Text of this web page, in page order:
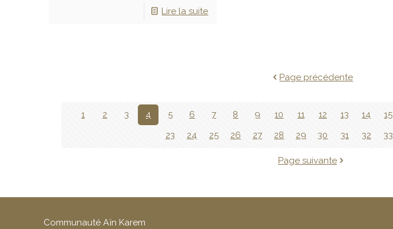
Lire la suite
Page précédente
1 2 3 4 5 6 7 8 9 10 11 12 13 14 15
23
24 25 26 27 28 29 30 31 32 33
Page suivante
Communauté Aïn Karem